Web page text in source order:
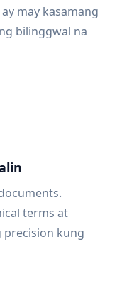
may kasamang
bilinggwal na
terms at
precision kung